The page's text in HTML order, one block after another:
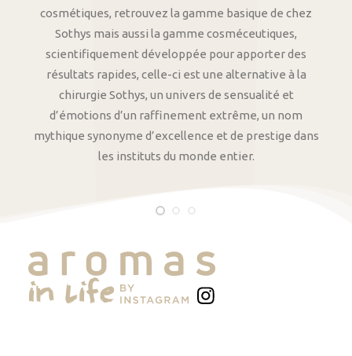
cosmétiques, retrouvez la gamme basique de chez
Sothys mais aussi la gamme cosméceutiques,
scientifiquement développée pour apporter des
résultats rapides, celle-ci est une alternative à la
chirurgie Sothys, un univers de sensualité et
d’émotions d’un raffinement extrême, un nom
mythique synonyme d’excellence et de prestige dans
les instituts du monde entier.